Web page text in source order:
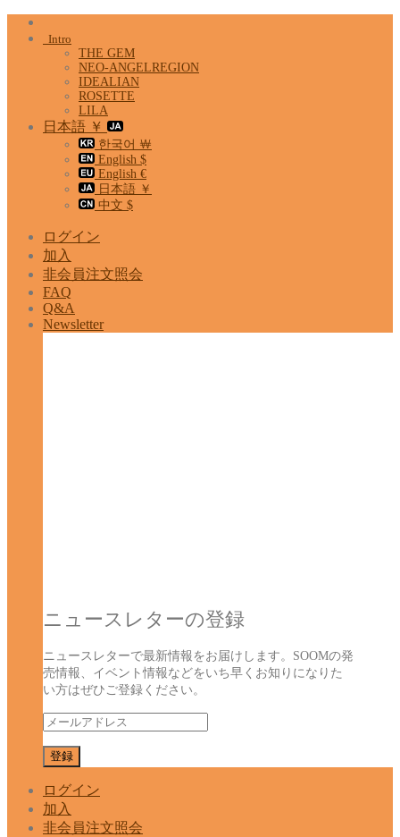
Skip
Intro
THE GEM
NEO-ANGELREGION
IDEALIAN
ROSETTE
LILA
日本語 ￥
한국어 ￦
English $
English €
日本語 ￥
中文 $
ログイン
加入
非会員注文照会
FAQ
Q&A
Newsletter
ニュースレターの登録
ニュースレターで最新情報をお届けします。SOOMの発
売情報、イベント情報などをいち早くお知りになりた
い方はぜひご登録ください。
ログイン
加入
非会員注文照会